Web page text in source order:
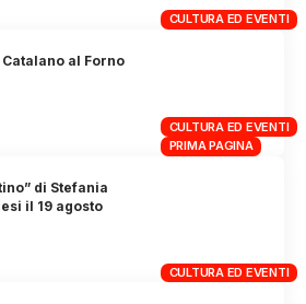
CULTURA ED EVENTI
CULTURA ED EVENTI
PRIMA PAGINA
al Forno
CULTURA ED EVENTI
di Stefania
il 19 agosto